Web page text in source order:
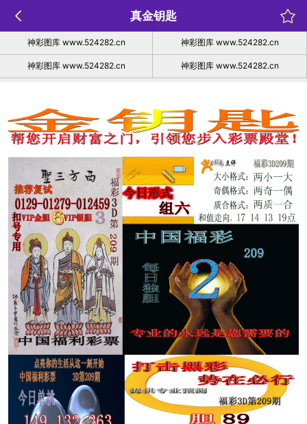
真金钥匙
神彩图库 www.524282.cn 神彩图库 www.524282.cn
神彩图库 www.524282.cn 神彩图库 www.524282.cn